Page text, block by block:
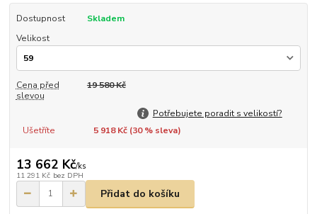
Dostupnost
Skladem
Velikost
Cena před
slevou
19 580 Kč
Potřebujete poradit s velikostí?
Ušetříte
5 918 Kč (30% sleva)
13 662 Kč/ks
11 291 Kč bez DPH
Přidat do košíku